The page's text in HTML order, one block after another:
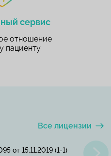
сервис
отношение
пациенту
Все лицензии